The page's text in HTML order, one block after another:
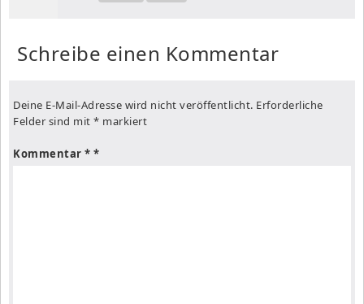
Schreibe einen Kommentar
Deine E-Mail-Adresse wird nicht veröffentlicht. Erforderliche
Felder sind mit * markiert
Kommentar *